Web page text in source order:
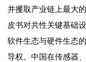
并攫取产业链上最大
皮书对共性关键基础
软件生态与硬件生态
导权。中国在传感器